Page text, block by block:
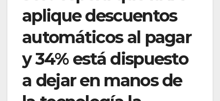
aplique descuentos
automáticos al pagar
y 34% está dispuesto
a dejar en manos de